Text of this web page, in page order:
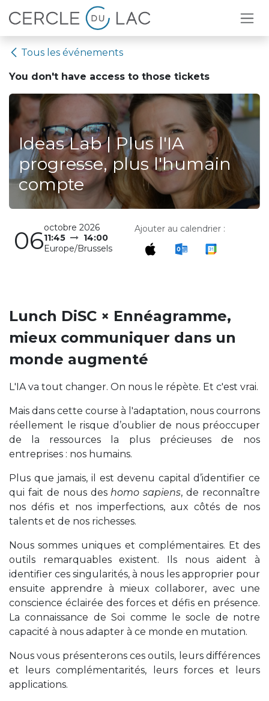
Se rendre au contenu
Tous les événements
You don't have access to those tickets
Ideas Lab | Plus l'IA
progresse, plus l'humain
compte
06octobre 2026
11:45
14:00
Europe/Brussels
Ajouter au calendrier :
Lunch DiSC × Ennéagramme,
mieux communiquer dans un
monde augmenté
L'IA va tout changer. On nous le répète. Et c'est vrai.
Mais dans cette course à l'adaptation, nous courrons
réellement le risque d’oublier de nous préoccuper
de la ressources la plus précieuses de nos
entreprises : nos humains.
Plus que jamais, il est devenu capital d’identifier ce
qui fait de nous des homo sapiens, de reconnaître
nos défis et nos imperfections, aux côtés de nos
talents et de nos richesses.
Nous sommes uniques et complémentaires. Et des
outils remarquables existent. Ils nous aident à
identifier ces singularités, à nous les approprier pour
ensuite apprendre à mieux collaborer, avec une
conscience éclairée des forces et défis en présence.
La connaissance de Soi comme le socle de notre
capacité à nous adapter à ce monde en mutation.
Nous vous présenterons ces outils, leurs différences
et leurs complémentarités, leurs forces et leurs
applications.